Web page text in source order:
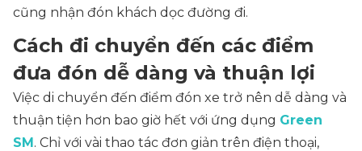
cũng nhận đón khách dọc đường đi.
Cách đi chuyển đến các điểm
đưa đón dễ dàng và thuận lợi
Việc di chuyển đến điểm đón xe trở nên dễ dàng và
thuận tiện hơn bao giờ hết với ứng dụng Green
SM. Chỉ với vài thao tác đơn giản trên điện thoại,